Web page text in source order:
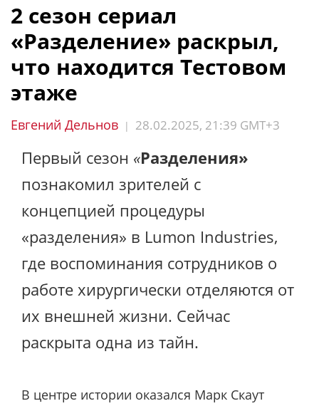
2 сезон сериал
«Разделение» раскрыл,
что находится Тестовом
этаже
Евгений Дельнов | 28.02.2025, 21:39 GMT+3
Первый сезон «Разделения»
познакомил зрителей с
концепцией процедуры
«разделения» в Lumon Industries,
где воспоминания сотрудников о
работе хирургически отделяются от
их внешней жизни. Сейчас
раскрыта одна из тайн.
В центре истории оказался Марк Скаут